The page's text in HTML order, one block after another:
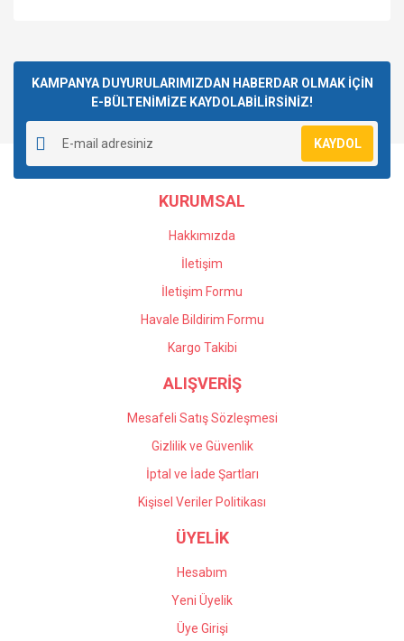
Yorum Yaz
kullanarak tarafımıza iletebilirsiniz.
Görüş ve önerileriniz için teşekkür ederiz.
Ürün resmi kalitesiz, bozuk veya görüntülenemiyor.
Ürün açıklamasında eksik bilgiler bulunuyor.
Ürün bilgilerinde hatalar bulunuyor.
Ürün fiyatı diğer sitelerden daha pahalı.
Gönder
KAMPANYA DUYURULARIMIZDAN HABERDAR OLMAK İÇİN
E-BÜLTENİMİZE KAYDOLABİLİRSİNİZ!
KAYDOL
KURUMSAL
Hakkımızda
İletişim
İletişim Formu
Havale Bildirim Formu
Kargo Takibi
ALIŞVERİŞ
Mesafeli Satış Sözleşmesi
Gizlilik ve Güvenlik
İptal ve İade Şartları
Kişisel Veriler Politikası
ÜYELİK
Hesabım
Yeni Üyelik
Üye Girişi